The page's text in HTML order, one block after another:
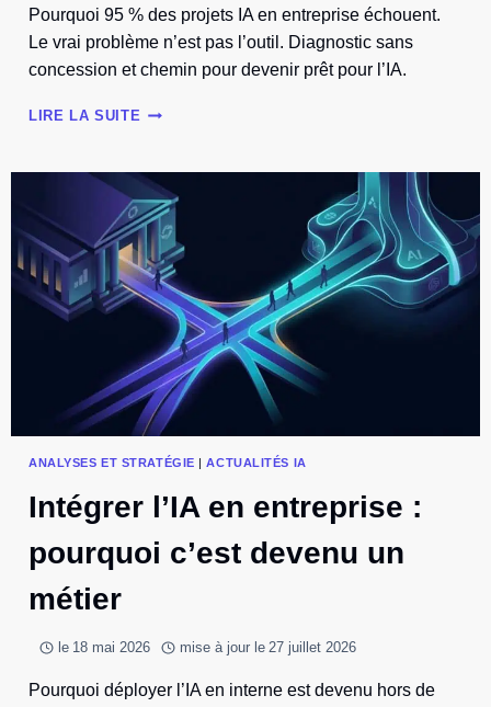
Pourquoi 95 % des projets IA en entreprise échouent.
Le vrai problème n’est pas l’outil. Diagnostic sans
concession et chemin pour devenir prêt pour l’IA.
LIRE LA SUITE POURQUOI
N’EST
PAS
PRÊTE
POUR
L’IA
ANALYSES ET STRATÉGIE |ACTUALITÉS IA
Intégrer l’IA en entreprise :
pourquoi c’est devenu un
métier
le 18 mai 2026 mise à jour le 27 juillet 2026
Pourquoi déployer l’IA en interne est devenu hors de